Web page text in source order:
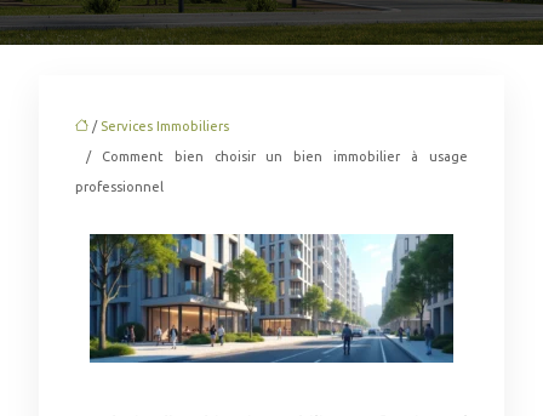
/ Services Immobiliers
/ Comment bien choisir un bien immobilier à usage
professionnel